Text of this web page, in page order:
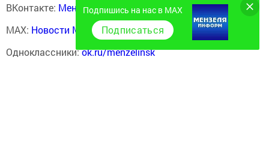
ВКонтакте: Мензелинск news - Мензеля-информ
MAX: Новости Мензелинска - Мензеля онлайн
Одноклассники:ok.ru/menzelinsk
Подпишись на нас в MAX
Подписаться